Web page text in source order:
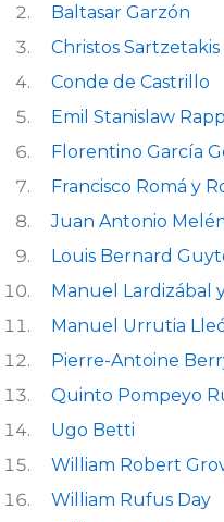
Baltasar Garzón
Christos Sartzetakis
Conde de Castrillo
Emil Stanislaw
Florentino García
Francisco Romá y
Juan Antonio
Louis Bernard
Manuel Lardizábal
Manuel Urrutia
Pierre-Antoine
Quinto Pompeyo
Ugo Betti
William Robert
William Rufus Day